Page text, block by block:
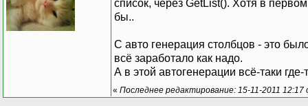
список, через GetList(). Хотя в
бы..
С авто генерация столбцов - это
всё заработало как надо.
А в этой автогенерации всё-таки
« Последнее редактирование: 15-11-2011 12:17